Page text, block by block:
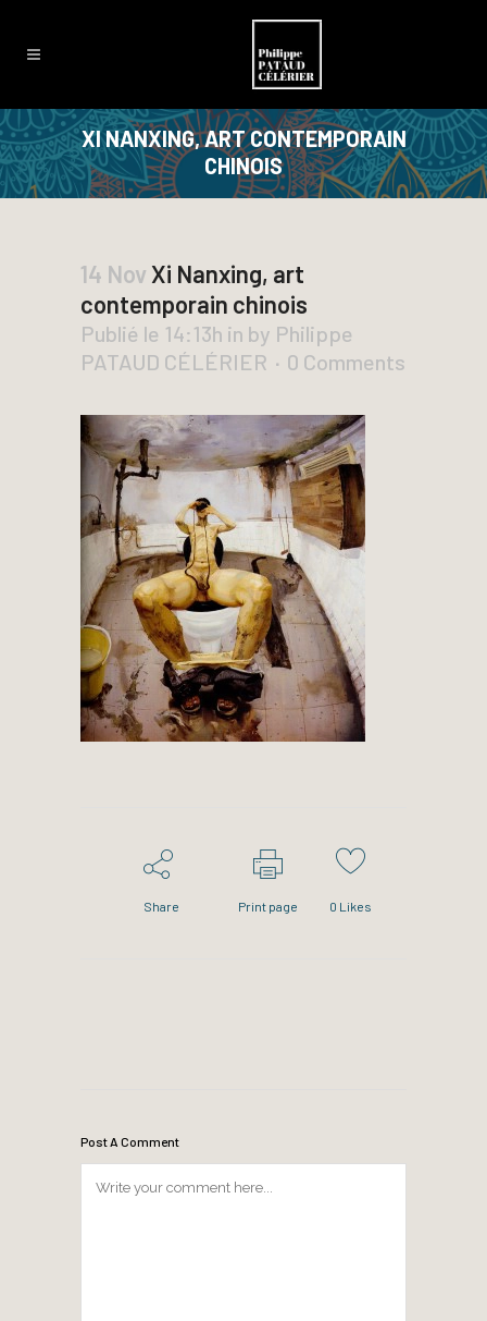
XI NANXING, ART CONTEMPORAIN
CHINOIS
14 Nov Xi Nanxing, art
contemporain chinois
Publié le 14:13h in by Philippe
PATAUD CÉLÉRIER
0 Comments
Share Print page 0 Likes
Post A Comment